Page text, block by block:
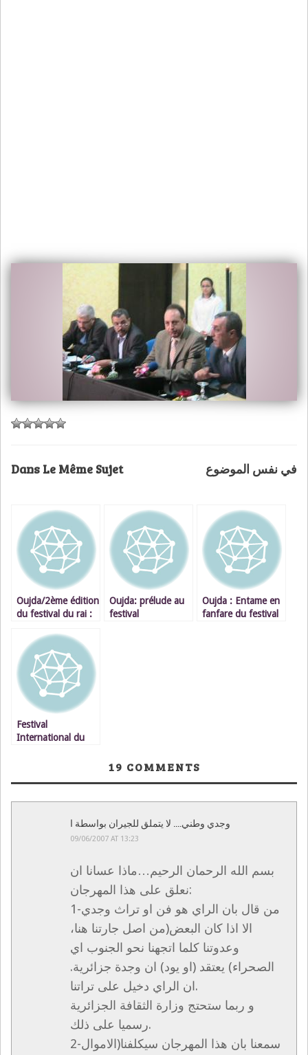
Dans Le Même Sujet في نفس الموضوع
Oujda/2ème édition
du festival du rai :
artistique de
l’Oriental
Oujda: prélude au
festival
Oujda : Entame en
fanfare du festival
Festival
International du
19 COMMENTS
وجدي وطني.... لا يتملق للجيران بواسطة ا
09/06/2007 AT 13:23
بسم الله الرحمان الرحيم…ماذا عسانا ان
نعلق على هذا المهرجان:
1-من قال بان الراي هو فن او تراث وجدي
الا اذا كان البعض(من اصل جارتنا هنا،
وعدوتنا كلما اتجهنا نحو الجنوب اي
الصحراء) يعتقد (او يود) ان وجدة جزائرية.
ان الراي دخيل على تراتنا.
و ربما ستحتج وزارة الثقافة الجزائرية
رسميا على ذلك.
2-سمعنا بان هذا المهرجان سيكلفنا(الاموال